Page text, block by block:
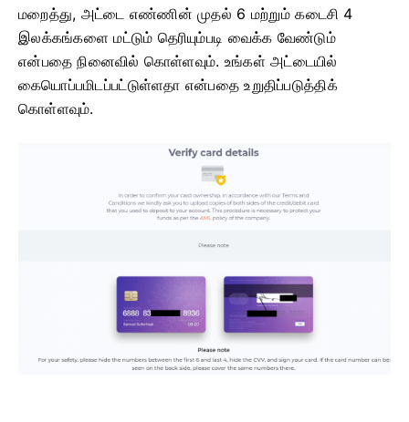
மறைத்து, அட்டை எண்ணின் முதல் 6 மற்றும் கடைசி 4
இலக்கங்களை மட்டும் தெரியும்படி வைக்க வேண்டும்
என்பதை நினைவில் கொள்ளவும். உங்கள் அட்டையில்
கையொப்பமிடப்பட்டுள்ளதா என்பதை உறுதிப்படுத்திக்
கொள்ளவும்.